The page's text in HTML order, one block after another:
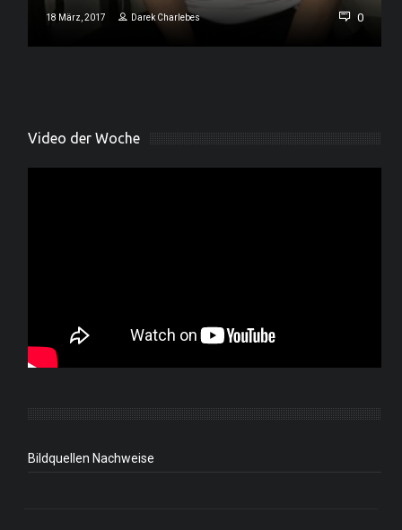
18 März, 2017 Darek Charlebes 0
Video der Woche
Bildquellen Nachweise